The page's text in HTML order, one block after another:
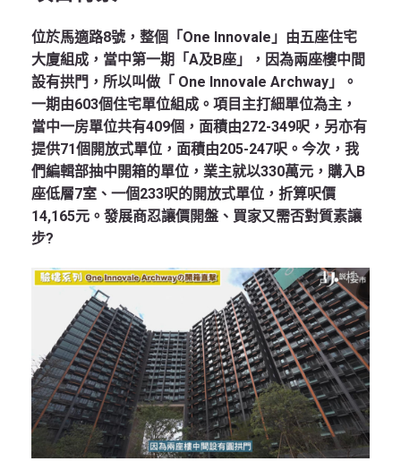
位於馬適路8號，整個「One Innovale」由五座住宅
大廈組成，當中第一期「A及B座」，因為兩座樓中間
設有拱門，所以叫做「 One Innovale Archway」。
一期由603個住宅單位組成。項目主打細單位為主，
當中一房單位共有409個，面積由272-349呎，另亦有
提供71個開放式單位，面積由205-247呎。今次，我
們編輯部抽中開箱的單位，業主就以330萬元，購入B
座低層7室、一個233呎的開放式單位，折算呎價
14,165元。發展商忍讓價開盤、買家又需否對質素讓
步?